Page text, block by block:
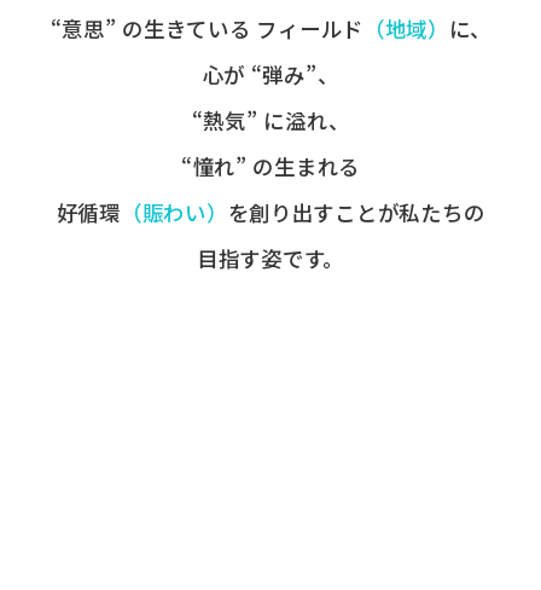
“意思” の​生きている フィールド ​（地域） に、
心が​ “弾み”、
“熱気” に​溢れ、
“憧れ” の​生まれる
好循環 ​（賑わい） を​創り出すことが​私たちの​
目指す姿です。​